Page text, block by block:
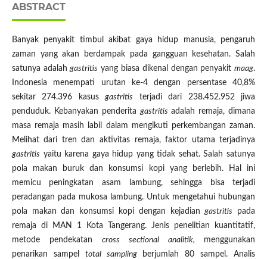
ABSTRACT
Banyak penyakit timbul akibat gaya hidup manusia, pengaruh
zaman yang akan berdampak pada gangguan kesehatan. Salah
satunya adalahgastritis yang biasa dikenal dengan penyakitmaag.
Indonesia menempati urutan ke-4 dengan persentase 40,8%
sekitar 274.396 kasusgastritis terjadi dari 238.452.952 jiwa
penduduk. Kebanyakan penderitagastritis adalah remaja, dimana
masa remaja masih labil dalam mengikuti perkembangan zaman.
Melihat dari tren dan aktivitas remaja, faktor utama terjadinya
gastritis yaitu karena gaya hidup yang tidak sehat. Salah satunya
pola makan buruk dan konsumsi kopi yang berlebih. Hal ini
memicu peningkatan asam lambung, sehingga bisa terjadi
peradangan pada mukosa lambung. Untuk mengetahui hubungan
pola makan dan konsumsi kopi dengan kejadiangastritis pada
remaja di MAN 1 Kota Tangerang. Jenis penelitian kuantitatif,
metode pendekatan cross sectional analitik, menggunakan
penarikan sampel total samplingberjumlah 80 sampel. Analis